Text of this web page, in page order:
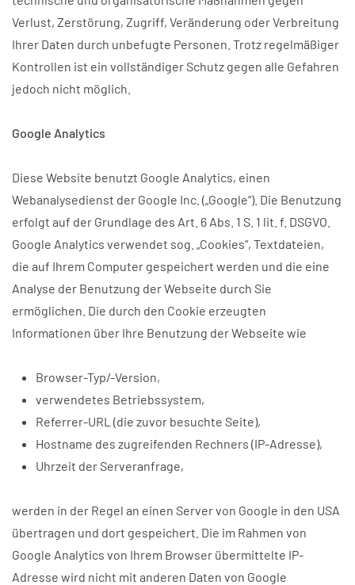
Verlust, Zerstörung, Zugriff, Veränderung oder Verbreitung
Ihrer Daten durch unbefugte Personen. Trotz regelmäßiger
Kontrollen ist ein vollständiger Schutz gegen alle Gefahren
jedoch nicht möglich.
Google Analytics
Diese Website benutzt Google Analytics, einen
Webanalysedienst der Google Inc. („Google“). Die Benutzung
erfolgt auf der Grundlage des Art. 6 Abs. 1 S. 1 lit. f. DSGVO.
Google Analytics verwendet sog. „Cookies“, Textdateien,
die auf Ihrem Computer gespeichert werden und die eine
Analyse der Benutzung der Webseite durch Sie
ermöglichen. Die durch den Cookie erzeugten
Informationen über Ihre Benutzung der Webseite wie
Browser-Typ/-Version,
verwendetes Betriebssystem,
Referrer-URL (die zuvor besuchte Seite),
Hostname des zugreifenden Rechners (IP-Adresse),
Uhrzeit der Serveranfrage,
werden in der Regel an einen Server von Google in den USA
übertragen und dort gespeichert. Die im Rahmen von
Google Analytics von Ihrem Browser übermittelte IP-
Adresse wird nicht mit anderen Daten von Google